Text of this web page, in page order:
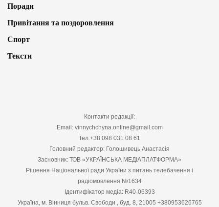
Поради
Привітання та поздоровлення
Спорт
Тексти
Контакти редакції:
Email: vinnychchyna.online@gmail.com
Тел:+38 098 031 08 61
Головний редактор: Голошивець Анастасія
Засновник: ТОВ «УКРАЇНСЬКА МЕДІАПЛАТФОРМА»
Рішення Національної ради України з питань телебачення і
радіомовлення №1634
Ідентифікатор медіа: R40-06393
Україна, м. Вінниця бульв. Свободи , буд. 8, 21005 +380953626765